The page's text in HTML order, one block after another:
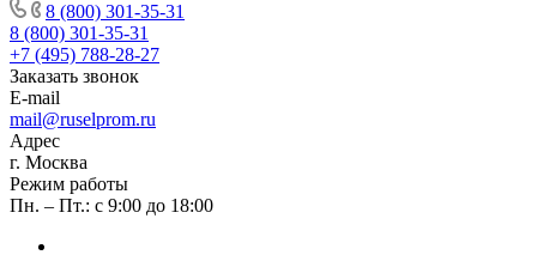
8 (800) 301-35-31
8 (800) 301-35-31
+7 (495) 788-28-27
Заказать звонок
E-mail
mail@ruselprom.ru
Адрес
г. Москва
Режим работы
Пн. – Пт.: с 9:00 до 18:00